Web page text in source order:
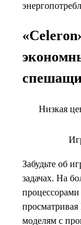
Низкая
Забудьте об
задачах. На
процессорами
моделям с